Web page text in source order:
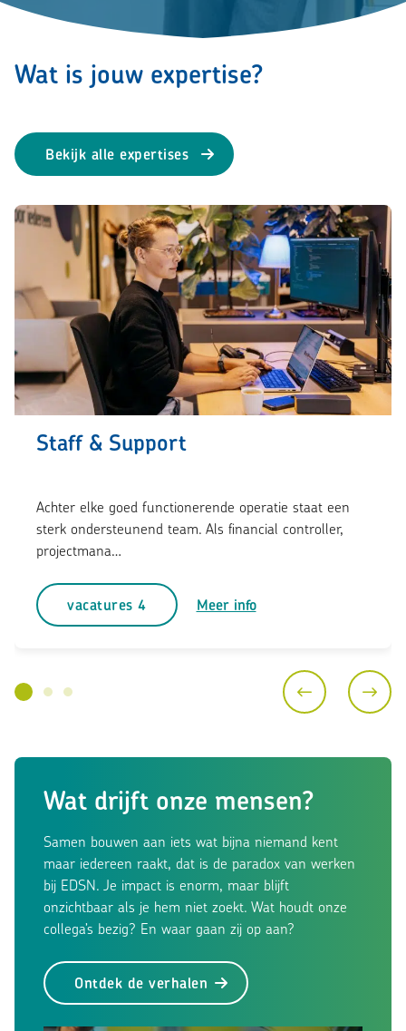
Wat is jouw expertise?
Bekijk alle expertises
Staff & Support
Achter elke goed functionerende operatie staat een
sterk ondersteunend team. Als financial controller,
project­mana…
vacatures 4 Meer info
Wat drijft onze mensen?
Samen bouwen aan iets wat bijna niemand kent
maar iedereen raakt, dat is de paradox van werken
bij EDSN. Je impact is enorm, maar blijft
onzichtbaar als je hem niet zoekt. Wat houdt onze
collega’s bezig? En waar gaan zij op aan?
Ontdek de verhalen